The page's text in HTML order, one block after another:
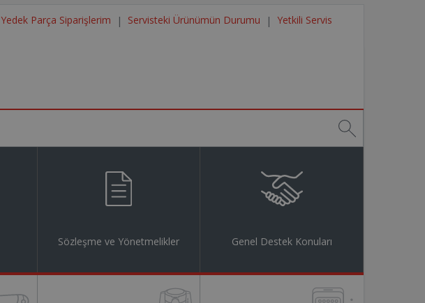
Yedek Parça Siparişlerim Servisteki Ürünümün Durumu Yetkili Servis
Sözleşme ve Yönetmelikler Genel Destek Konuları